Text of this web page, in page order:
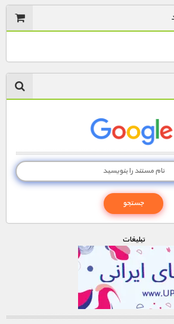
تبليغات